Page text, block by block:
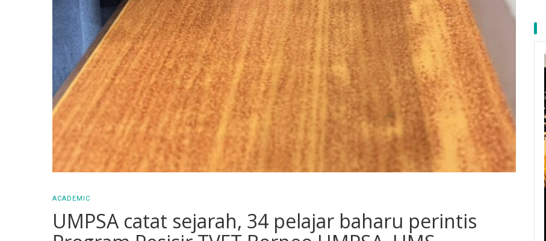
ACADEMIC
UMPSA catat sejarah, 34 pelajar baharu perintis